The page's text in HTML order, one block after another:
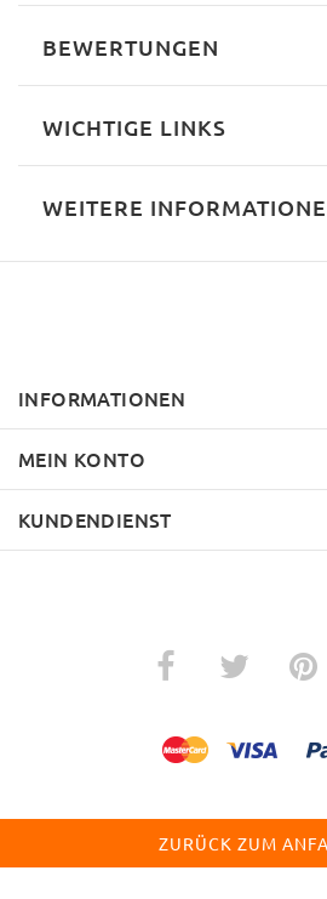
BEWERTUNGEN
WICHTIGE LINKS
WEITERE
INFORMATIONEN
MEIN KONTO
KUNDENDIENST
ZURÜCK ZUM